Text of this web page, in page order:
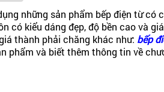
những sản phẩm bếp điện từ có
có kiểu dáng đẹp, độ bền cao và
thành phải chăng khác như: bếp
phẩm và biết thêm thông tin về